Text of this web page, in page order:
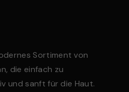
Sortiment von
die einfach zu
und sanft für die Haut.